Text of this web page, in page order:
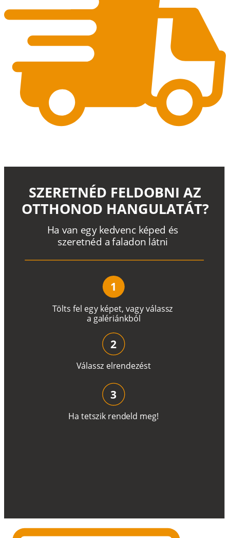
Tölts fel egy képet, vagyválassz
a galériánkból
Ha van egy kedvenc képed és
szeretnéd a faladon látni
SZERETNÉD FELDOBNI AZ
OTTHONOD HANGULATÁT?
1
Válassz elrendezést
2
Ha tetszik rendeld meg!
3